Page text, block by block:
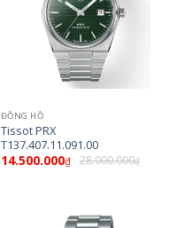
ĐỒNG HỒ
Tissot PRX
T137.407.11.091.00
14.500.000₫ 28.000.000₫